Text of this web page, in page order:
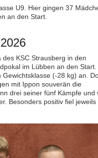
U9. Hier gingen 37
an den Start.
KSC Strausberg in den
im Lübben an den Start.
(-28 kg) an.
mit Ippon souverän die
drei seiner fünf Kämpfe und
Besonders positiv fiel jeweils